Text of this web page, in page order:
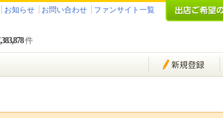
お知らせ お問い合わせ ファンサイト一覧
件